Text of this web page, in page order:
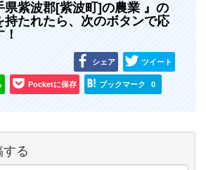
県紫波郡[紫波町]の農業 』の
持たれたら、次のボタンで応
シェア ツイート
Pocketに保存 ブックマーク 0
する